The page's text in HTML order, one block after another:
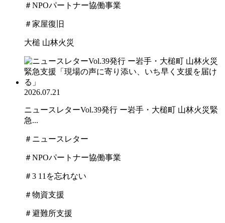
＃NPOパートナー協働事業
＃家屋復旧
大槌 山林火災
2026.07.21
ニュースレターVol.39発行 ー岩手・大槌町 山林火災緊
急...
＃ニュースレター
＃NPOパートナー協働事業
＃3 11を忘れない
＃物資支援
＃避難所支援